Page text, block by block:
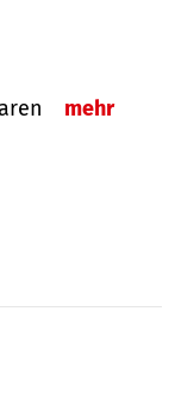
mehr